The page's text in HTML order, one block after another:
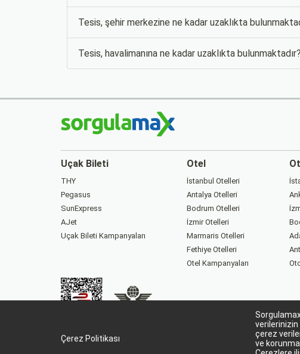
Çerez Politikası
verilerinizin
çerez
ve
Tesis, şehir merkezine ne kadar uzaklıkta
Tesis, havalimanına ne kadar uzaklıkta bulunmaktadır?
Uçak Bileti
THY
Pegasus
SunExpress
AJet
Uçak Bileti Kampanyaları
Otel
İstanbul Otelleri
Antalya Otelleri
Bodrum Otelleri
İzmir Otelleri
Marmaris Otelleri
Fethiye Otelleri
Otel Kampanyaları